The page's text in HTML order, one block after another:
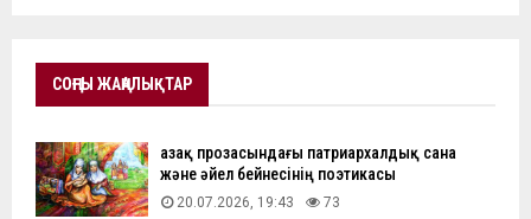
СОҢҒЫ ЖАҢАЛЫҚТАР
Қазақ прозасындағы патриархалдық сана
және әйел бейнесінің поэтикасы
20.07.2026, 19:43 73